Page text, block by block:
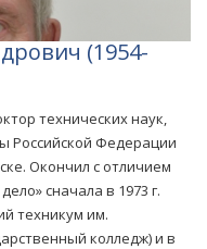
(1954-
технических наук,
Российской Федерации
Окончил с отличием
сначала в 1973 г.
техникум им.
колледж) и в